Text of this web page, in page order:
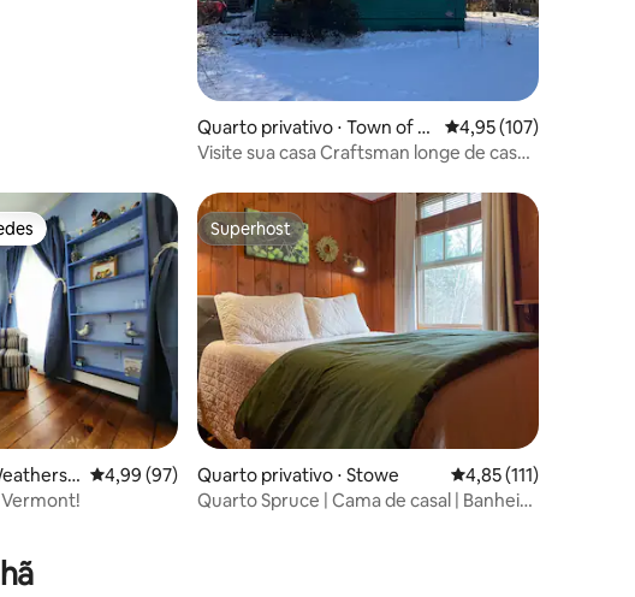
Quarto privativo ⋅ Town of R
ockingham
4,95 de uma avaliação
4,95 (107)
Visite sua casa Craftsman longe de casa
avaliações
4,99 de uma avaliação média de 5, 97 avaliações
4,99 (97)
Superhost
Superhost
Quarto privativo ⋅ Stowe 4,85 de uma
4,85 (111)
Quarto Spruce | Cama de casal | Banheiro